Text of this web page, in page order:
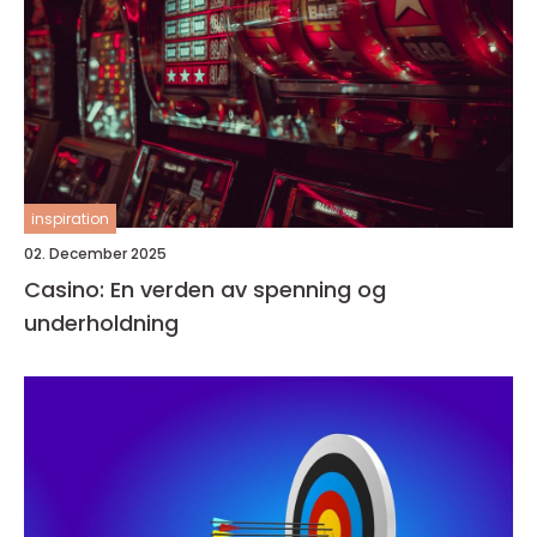
inspiration
02. December 2025
Casino: En verden av spenning og
underholdning